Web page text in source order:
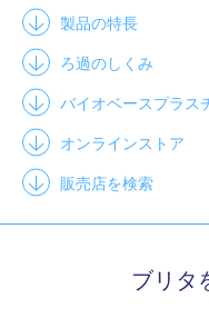
ろ過した水は塩素を除
てください。ろ過した
ってください
本体サイズ：
全容量2.5L、ろ過水容量
PFAS (PFOS/PFOA
ブリタの浄水フィルター
パフォーマンス」及び「
基準でテストを実施し、
製品の特長
ろ過のしくみ
バイオベースプラス
オンラインストア
販売店を検索
ブリタ